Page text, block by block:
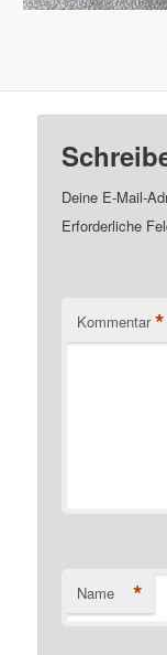
Deine E-Mail-
Erforderliche
Kommentar *
Name *